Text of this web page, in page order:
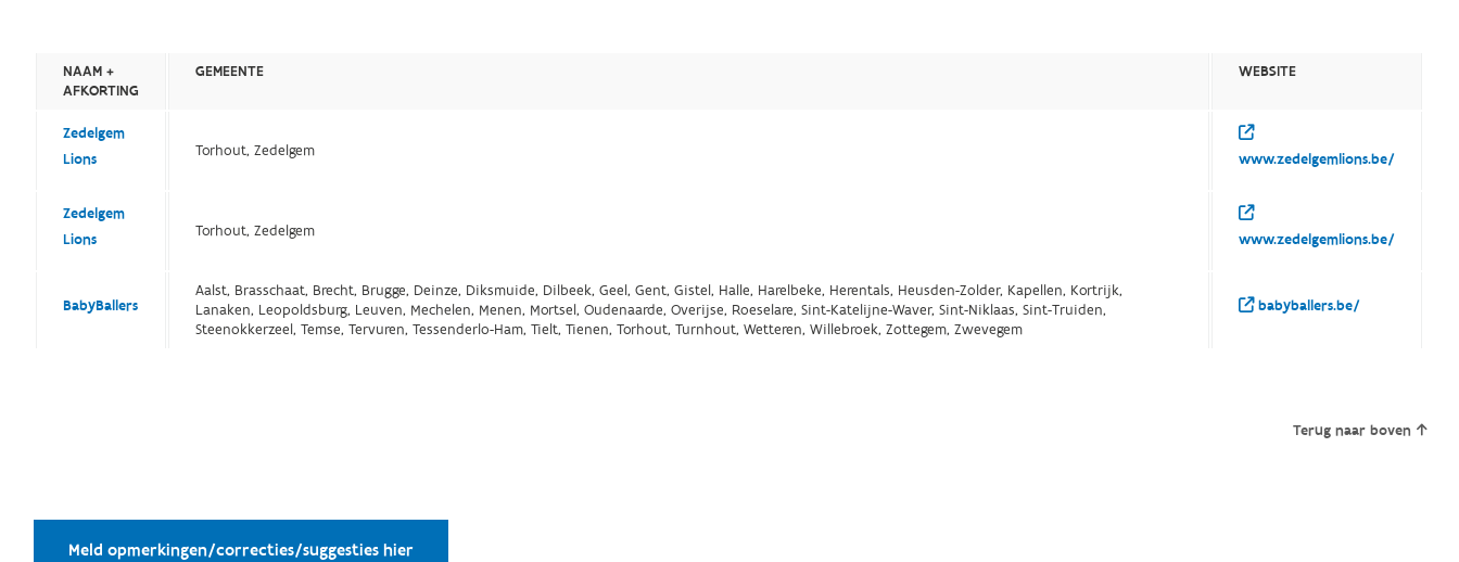
NAAM +
AFKORTING
GEMEENTE WEBSITE
Zedelgem
Lions
Torhout, Zedelgem www.zedelgemlions.be/
Zedelgem
Lions
Torhout, Zedelgem www.zedelgemlions.be/
BabyBallers
Aalst, Brasschaat, Brecht, Brugge, Deinze, Diksmuide, Dilbeek, Geel, Gent, Gistel, Halle, Harelbeke, Herentals, Heusden-Zolder, Kapellen, Kortrijk,
Lanaken, Leopoldsburg, Leuven, Mechelen, Menen, Mortsel, Oudenaarde, Overijse, Roeselare, Sint-Katelijne-Waver, Sint-Niklaas, Sint-Truiden,
Steenokkerzeel, Temse, Tervuren, Tessenderlo-Ham, Tielt, Tienen, Torhout, Turnhout, Wetteren, Willebroek, Zottegem, Zwevegem
babyballers.be/
Terug naar boven
Meld opmerkingen/correcties/suggesties hier